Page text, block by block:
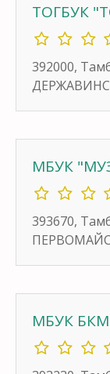
ТОГБУК
392000,
МБУК
393670,
МБУК БКМ